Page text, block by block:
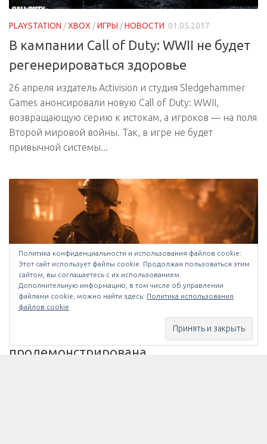
PLAYSTATION /XBOX /ИГРЫ /НОВОСТИ 01.05.2017
В кампании Call of Duty: WWII не будет
регенерироваться здоровье
26 апреля издатель Activision и студия Sledgehammer
Games анонсировали новую Call of Duty: WWII,
возвращающую серию к истокам, а игроков — на поля
Второй мировой войны. Так, в игре не будет
привычной системы...
ИГРЫ/НОВОСТИ
Call of Duty: WWII официально
продемонстрирована
Политика конфиденциальности и использования файлов сookie:
Этот сайт использует файлы cookie. Продолжая пользоваться этим
сайтом, вы соглашаетесь с их использованием.
Дополнительную информацию, в том числе об управлении
файлами cookie, можно найти здесь: Политика использования
файлов cookie